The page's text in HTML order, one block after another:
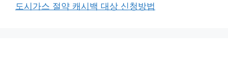
도시가스 절약 캐시백 대상 신청방법